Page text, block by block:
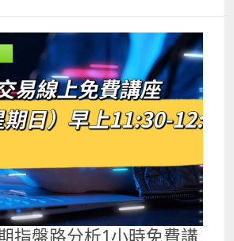
的代碼給用戶。若要用Session
交易策略backtest或autotrade就要自
。 在Youtube的留言區會有一個簡單的
大家在學習pine script會很有幫助，可
Profile 的POC及高低等，再配合
交易策略做backtest或autotrade。 另
的勝算。
指盤路分析1小時免費講